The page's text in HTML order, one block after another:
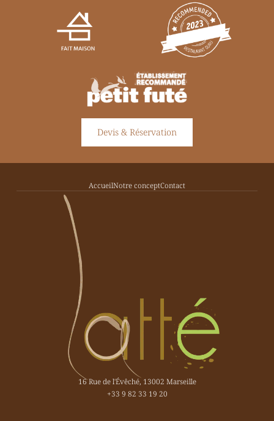
Devis & Réservation
AccueilNotre conceptContact
16 Rue de l'Évêché, 13002 Marseille
+33 9 82 33 19 20